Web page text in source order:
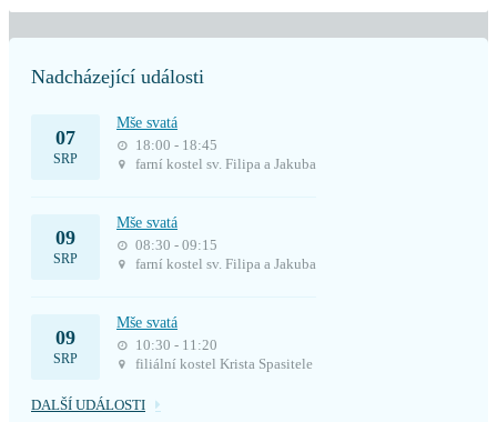
Nadcházející události
07
SRP
Mše svatá
18:00 - 18:45
farní kostel sv. Filipa a Jakuba
09
SRP
Mše svatá
08:30 - 09:15
farní kostel sv. Filipa a Jakuba
09
SRP
Mše svatá
10:30 - 11:20
filiální kostel Krista Spasitele
DALŠÍ UDÁLOSTI